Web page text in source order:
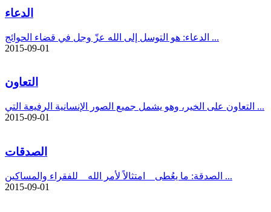
الدعاء
الدعاء: هو التوسل إلى الله عزّ وجل في قضاء الحوائج ...
2015-09-01
التعاون
التعاون على الخير، وهو يشمل جميع الصور الإنسانية الرفيعة التي ...
2015-09-01
الصدقات
الصدقة: ما يعُطى _ امتثالاً لأمر الله _ للفقراء والمساكين ...
2015-09-01